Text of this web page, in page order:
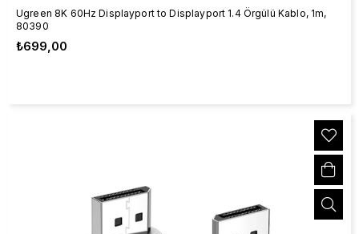
Ugreen 8K 60Hz Displayport to Displayport 1.4 Örgülü Kablo, 1m,
80390
₺699,00